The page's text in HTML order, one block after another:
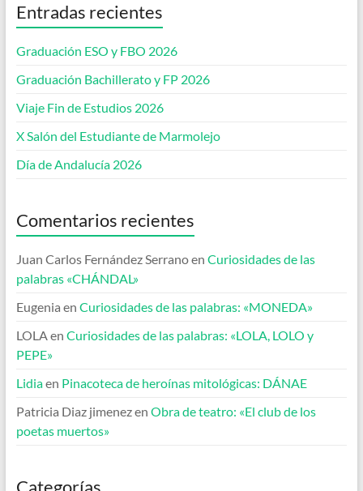
Entradas recientes
Graduación ESO y FBO 2026
Graduación Bachillerato y FP 2026
Viaje Fin de Estudios 2026
X Salón del Estudiante de Marmolejo
Día de Andalucía 2026
Comentarios recientes
Juan Carlos Fernández Serranoen Curiosidades de las
palabras «CHÁNDAL»
Eugenia en Curiosidades de las palabras: «MONEDA»
LOLAen Curiosidades de las palabras: «LOLA, LOLO y
PEPE»
Lidiaen Pinacoteca de heroínas mitológicas: DÁNAE
Patricia Diaz jimenezen Obra de teatro: «El club de los
poetas muertos»